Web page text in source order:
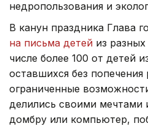
недропользования и
В канун праздника Глава
на письма детей из
числе более 100 от детей
оставшихся без
ограниченные
делились своими мечтами
домбру или компьютер,